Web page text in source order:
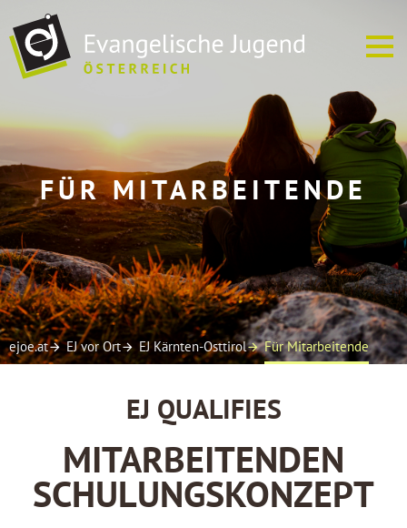
EJ VOR ORT
TERMINE
SOFREI
MEDIEN
FÜR MITARBEITENDE
ejoe.at EJ vor Ort EJ Kärnten-Osttirol Für Mitarbeitende
EJ QUALIFIES
MITARBEITENDEN
SCHULUNGSKONZEPT